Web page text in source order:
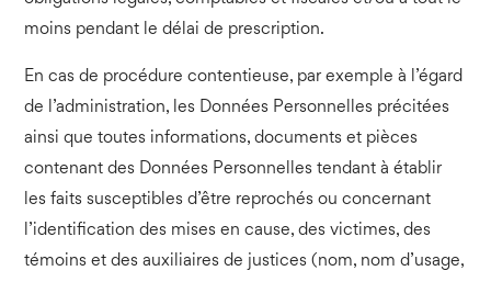
moins pendant le délai de prescription.
En cas de procédure contentieuse, par exemple à l’égard
de l’administration, les Données Personnelles précitées
ainsi que toutes informations, documents et pièces
contenant des Données Personnelles tendant à établir
les faits susceptibles d’être reprochés ou concernant
l’identification des mises en cause, des victimes, des
témoins et des auxiliaires de justices (nom, nom d’usage,